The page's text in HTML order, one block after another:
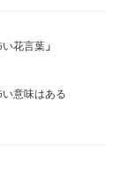
い花言葉 」
意味はある